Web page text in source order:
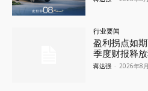
行业要闻
盈利拐点如
季度财报释
蒋达强 - 2026年8